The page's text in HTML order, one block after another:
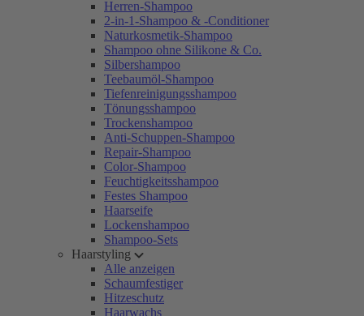
Herren-Shampoo
2-in-1-Shampoo & -Conditioner
Naturkosmetik-Shampoo
Shampoo ohne Silikone & Co.
Silbershampoo
Teebaumöl-Shampoo
Tiefenreinigungsshampoo
Tönungsshampoo
Trockenshampoo
Anti-Schuppen-Shampoo
Repair-Shampoo
Color-Shampoo
Feuchtigkeitsshampoo
Festes Shampoo
Haarseife
Lockenshampoo
Shampoo-Sets
Haarstyling
Alle anzeigen
Schaumfestiger
Hitzeschutz
Haarwachs